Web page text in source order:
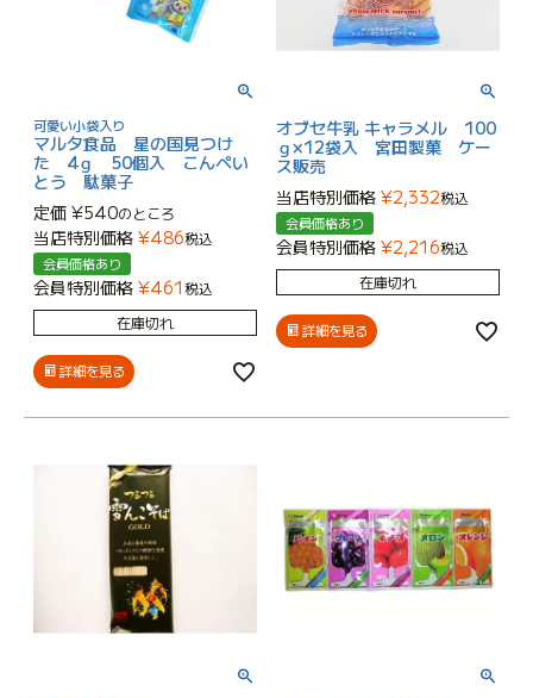
可愛い小袋入り
マルタ食品 星の国見つけ
た 4ｇ 50個入 こんぺい
とう 駄菓子
定価 ¥540のところ
当店特別価格 ¥486税込
会員価格あり
会員特別価格 ¥461税込
在庫切れ
詳細を見る
オブセ牛乳 キャラメル 100
ｇ×12袋入 宮田製菓 ケー
ス販売
当店特別価格 ¥2,332税込
会員価格あり
会員特別価格 ¥2,216税込
在庫切れ
詳細を見る